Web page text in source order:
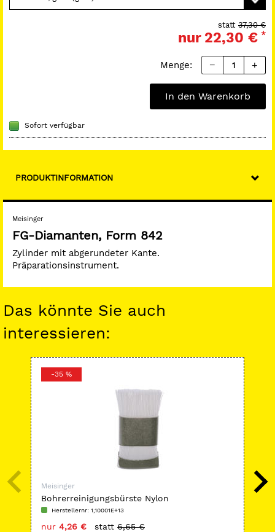
37,30 €
statt
nur 22,30 € *
Menge:
In den Warenkorb
Sofort verfügbar
PRODUKTINFORMATION
Meisinger
FG-Diamanten, Form 842
Zylinder mit abgerundeter Kante.
Präparationsinstrument.
Das könnte Sie auch
interessieren:
-35 %
Meisinger
Bohrerreinigungsbürste Nylon
Herstellernr: 1,10001E+13
nur 4,26 € statt 6,65 €